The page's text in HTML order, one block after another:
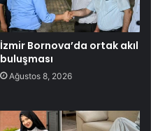
İzmir Bornova’da ortak akıl
buluşması
Ağustos 8, 2026